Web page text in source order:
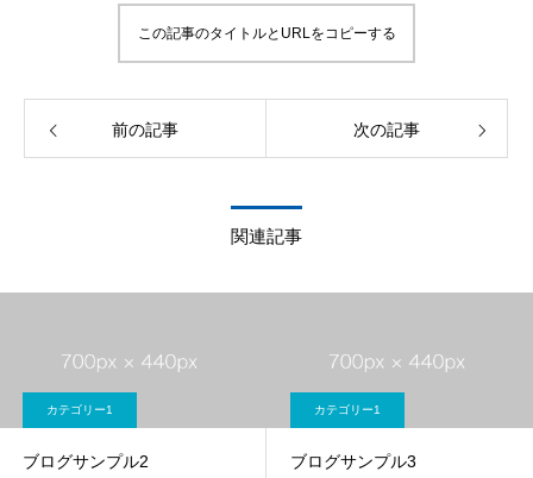
この記事のタイトルとURLをコピーする
前の記事 次の記事
関連記事
カテゴリー1
ブログサンプル2
カテゴリー1
ブログサンプル3